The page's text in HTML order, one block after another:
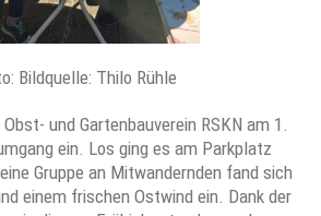
Bildquelle: Thilo Rühle
und Gartenbauverein RSKN am 1.
ein. Los ging es am Parkplatz
Gruppe an Mitwandernden fand sich
einem frischen Ostwind ein. Dank der